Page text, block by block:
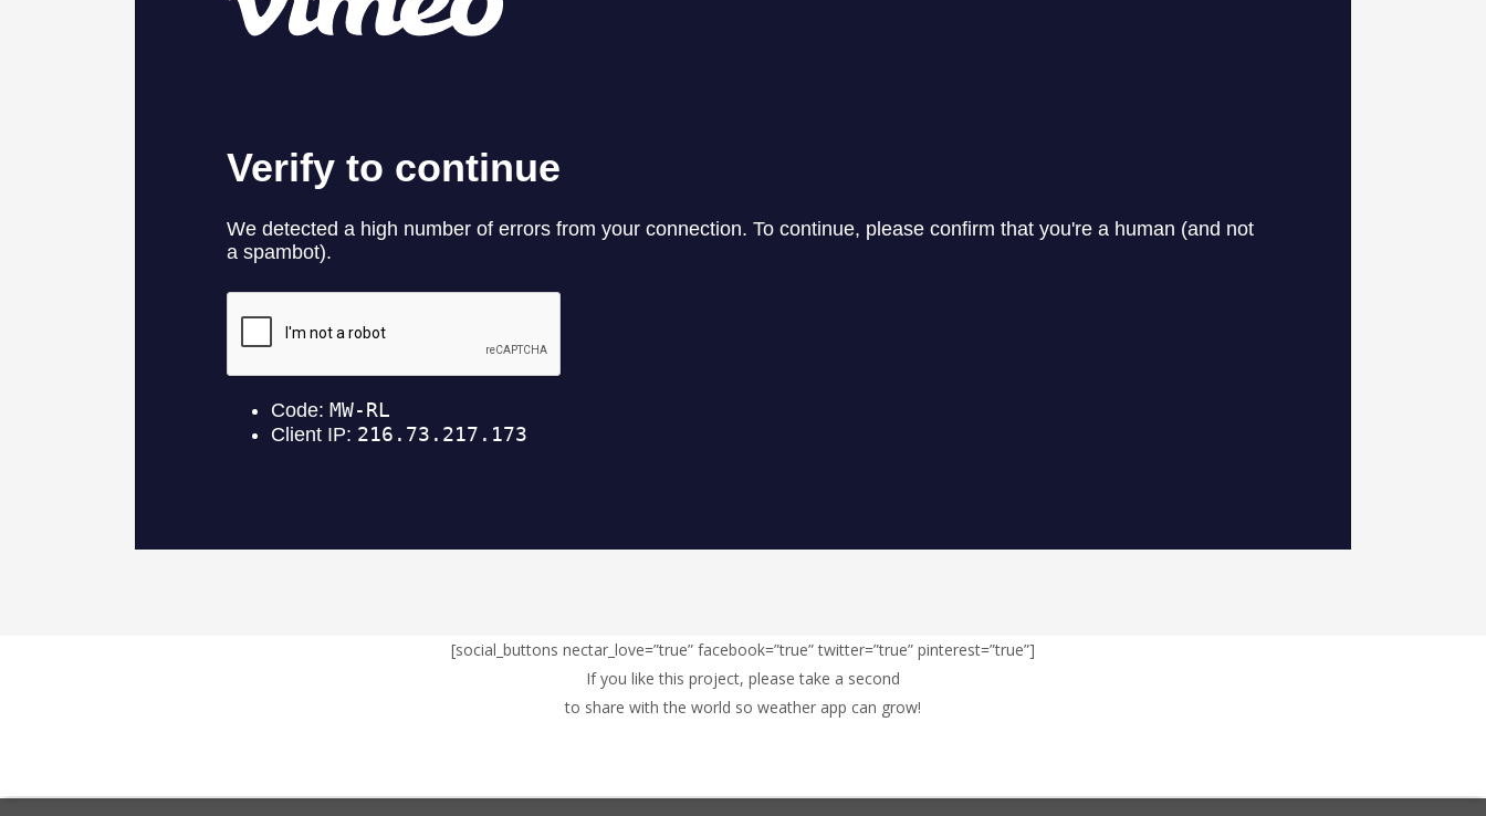
[social_buttons nectar_love=”true” facebook=”true” twitter=”true” pinterest=”true”]
If you like this project, please take a second
to share with the world so weather app can grow!